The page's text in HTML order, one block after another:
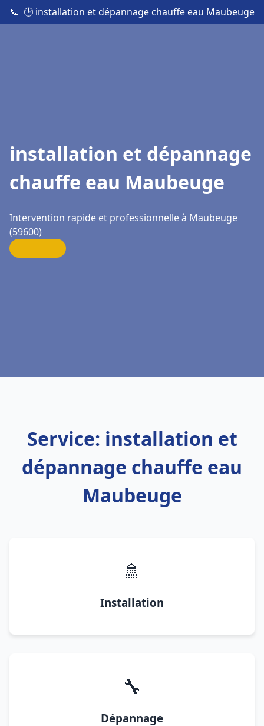
📞 🕒 installation et dépannage chauffe eau Maubeuge
installation et dépannage
chauffe eau Maubeuge
Intervention rapide et professionnelle à Maubeuge
(59600)
Service: installation et
dépannage chauffe eau
Maubeuge
🚿
Installation
🔧
Dépannage